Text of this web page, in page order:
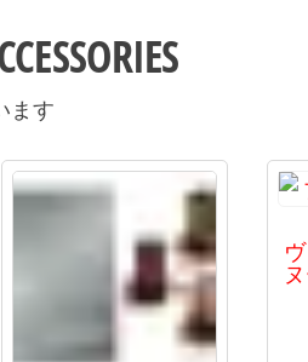
ます
い